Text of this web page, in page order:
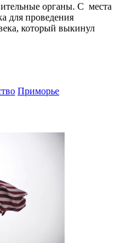
органы. С места
для проведения
который выкинул
Приморье